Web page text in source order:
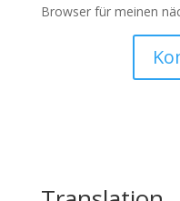
Browser für meinen